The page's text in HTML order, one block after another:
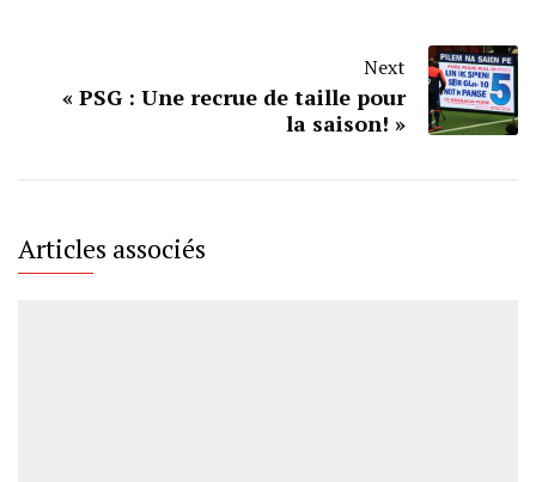
Next
« PSG : Une recrue de taille pour
la saison! »
Articles associés